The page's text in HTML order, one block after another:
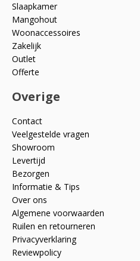
Slaapkamer
Mangohout
Woonaccessoires
Zakelijk
Outlet
Offerte
Overige
Contact
Veelgestelde vragen
Showroom
Levertijd
Bezorgen
Informatie & Tips
Over ons
Algemene voorwaarden
Ruilen en retourneren
Privacyverklaring
Reviewpolicy